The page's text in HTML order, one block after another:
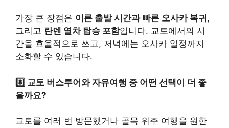
가장 큰 장점은 이른 출발 시간과 빠른 오사카 복귀 ,
그리고 란덴 열차 탑승 포함입니다. 교토에서의 시
간을 효율적으로 쓰고, 저녁에는 오사카 일정까지
소화할 수 있습니다.
8️⃣ 교토 버스투어와 자유여행 중 어떤 선택이 더 좋
을까요?
교토를 여러 번 방문했거나 골목 위주 여행을 원한